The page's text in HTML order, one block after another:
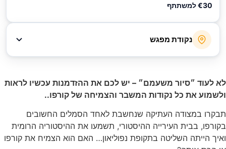
למשתתף
נקודת מפגש
״סיור משעמם״ – יש לכם את ההזדמנות עכשיו לראות
את כל נקודות המשבר והצמיחה של קורפו..
העתיקה שנחשבת לאחד הסמלים החשובים
בבית העירייה ההיסטורי, תשמעו את ההיסטוריה הרומית
השליטה בתקופת נפוליאון… האם הוא הצמיח את קורפו